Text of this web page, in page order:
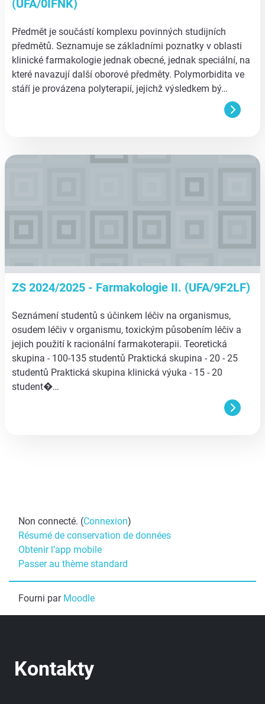
(UFA/0IFNK)
Předmět je součástí komplexu povinných studijních
předmětů. Seznamuje se základními poznatky v oblasti
klinické farmakologie jednak obecné, jednak speciální, na
které navazují další oborové předměty. Polymorbidita ve
stáří je provázena polyterapií, jejichž výsledkem bý…
aa
ZS 2024/2025 - Farmakologie II. (UFA/9F2LF)
Seznámení studentů s účinkem léčiv na organismus,
osudem léčiv v organismu, toxickým působením léčiv a
jejich použití k racionální farmakoterapii. Teoretická
skupina - 100-135 studentů Praktická skupina - 20 - 25
studentů Praktická skupina klinická výuka - 15 - 20
student�…
Non connecté. (Connexion)
Résumé de conservation de données
Obtenir l’app mobile
Passer au thème standard
Fourni par Moodle
Kontakty